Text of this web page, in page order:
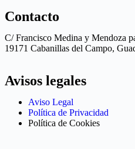
Contacto
C/ Francisco Medina y Mendoza
19171 Cabanillas del Campo,
Avisos legales
Aviso Legal
Política de Privacidad
Política de Cookies